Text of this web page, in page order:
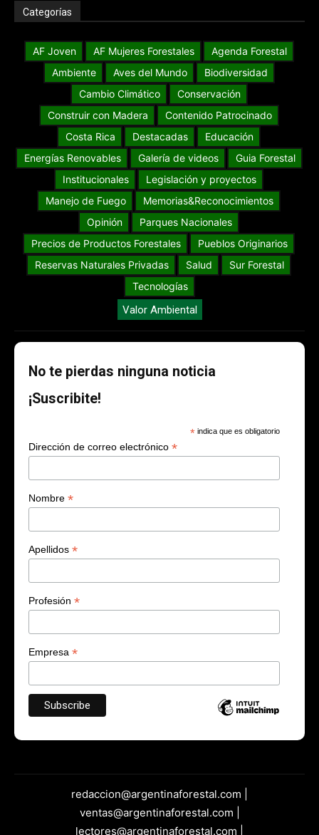
Categorías
AF Joven AF Mujeres Forestales
Agenda Forestal
Ambiente
Aves del Mundo
Biodiversidad
Cambio Climático
Conservación
Construir con Madera
Contenido Patrocinado
Costa Rica
Destacadas
Educación
Energías Renovables
Galería de videos
Guia Forestal
Institucionales
Legislación y proyectos
Manejo de Fuego
Memorias&Reconocimientos
Opinión
Parques Nacionales
Precios de Productos Forestales
Pueblos Originarios
Reservas Naturales Privadas
Salud
Sur Forestal
Tecnologías
Valor Ambiental
No te pierdas ninguna noticia
¡Suscribite!
* indica que es obligatorio
Dirección de correo electrónico *
Nombre *
Apellidos *
Profesión *
Empresa *
redaccion@argentinaforestal.com |
ventas@argentinaforestal.com |
lectores@argentinaforestal.com |